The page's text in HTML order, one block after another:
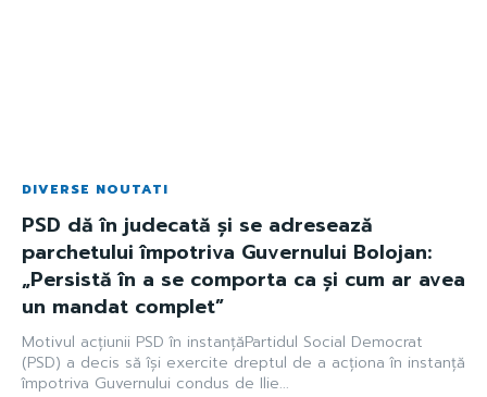
DIVERSE NOUTATI
PSD dă în judecată și se adresează
parchetului împotriva Guvernului Bolojan:
„Persistă în a se comporta ca și cum ar avea
un mandat complet”
Motivul acțiunii PSD în instanțăPartidul Social Democrat
(PSD) a decis să își exercite dreptul de a acționa în instanță
împotriva Guvernului condus de Ilie...